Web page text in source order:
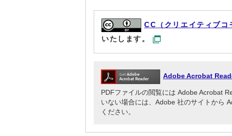
CC（クリエイティブコ
いたします。
Adobe Acrobat
PDFファイルの閲覧には Adobe Acrobat
いない場合には、Adobe 社のサイトから
ください。